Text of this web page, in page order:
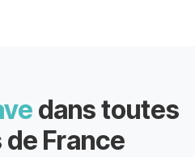
dans toutes
France